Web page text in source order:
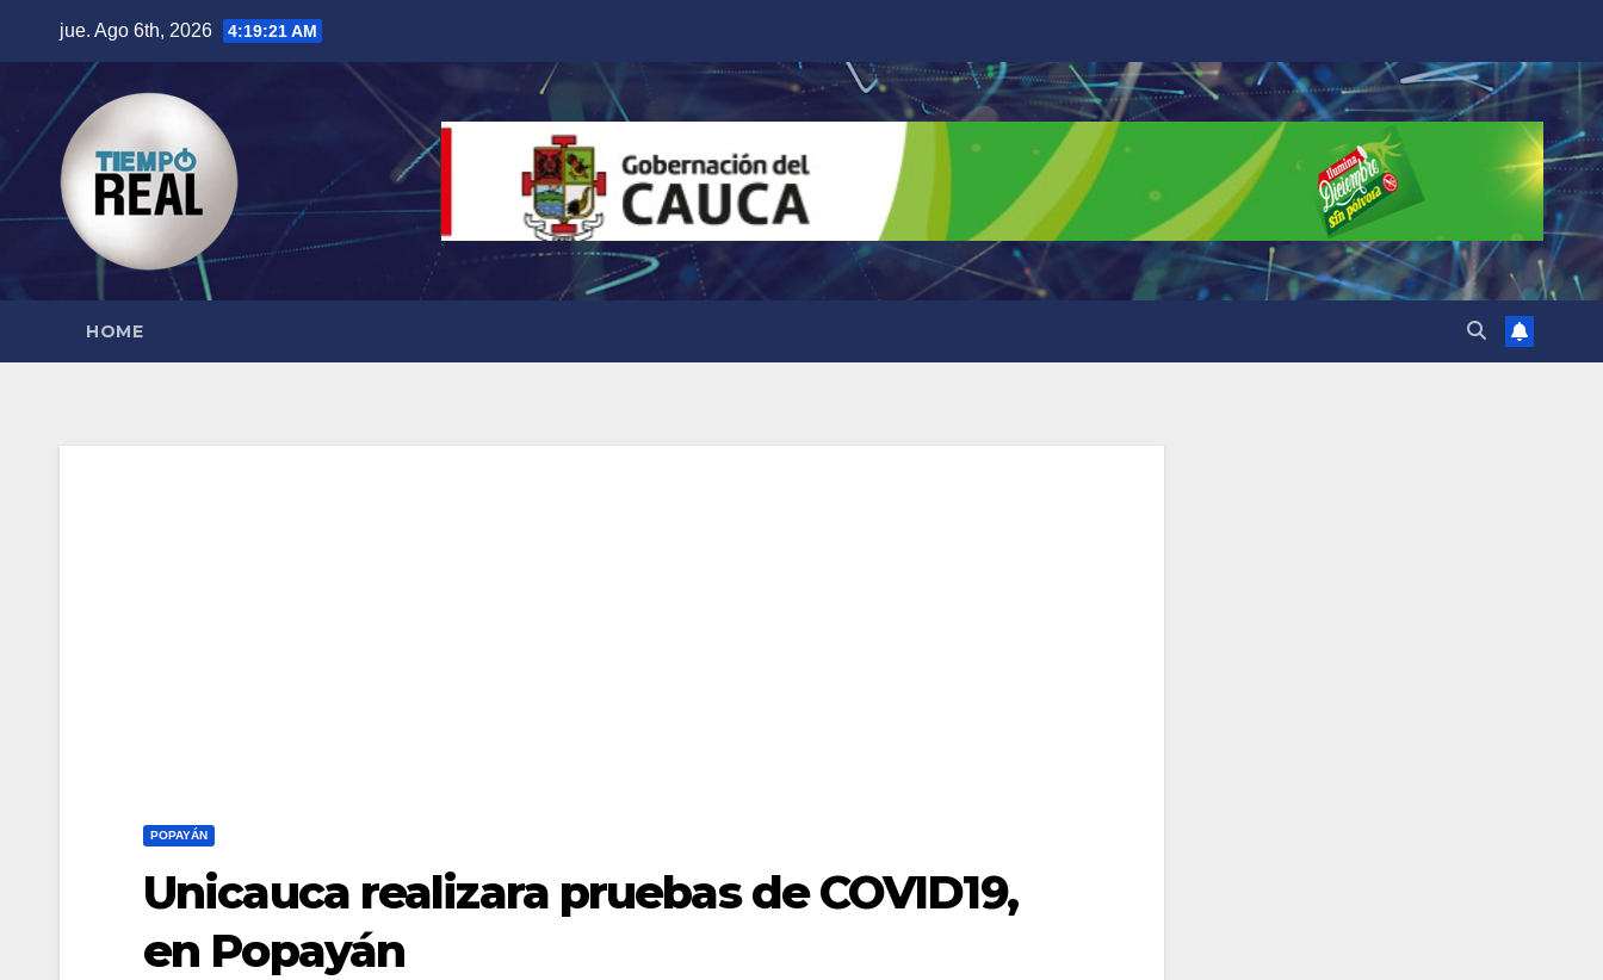
contenido
jue. Ago 6th, 2026 4:19:22 AM
HOME
POPAYÁN
Unicauca realizara pruebas de COVID19,
en Popayán